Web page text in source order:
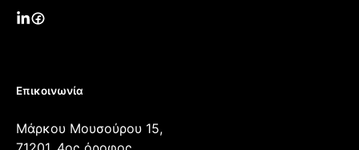
Επικοινωνία
Μάρκου Μουσούρου 15,